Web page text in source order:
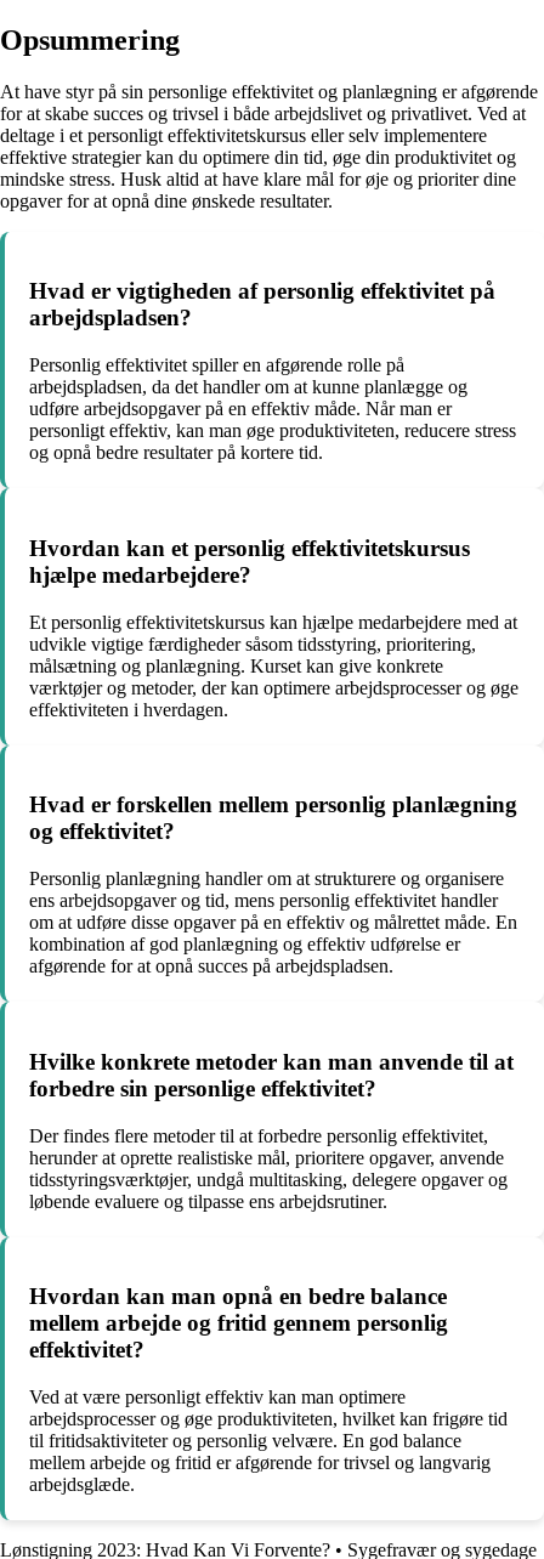
Opsummering
At have styr på sin personlige effektivitet og planlægning er afgørende
for at skabe succes og trivsel i både arbejdslivet og privatlivet. Ved at
deltage i et personligt effektivitetskursus eller selv implementere
effektive strategier kan du optimere din tid, øge din produktivitet og
mindske stress. Husk altid at have klare mål for øje og prioriter dine
opgaver for at opnå dine ønskede resultater.
Hvad er vigtigheden af personlig effektivitet på
arbejdspladsen?
Personlig effektivitet spiller en afgørende rolle på
arbejdspladsen, da det handler om at kunne planlægge og
udføre arbejdsopgaver på en effektiv måde. Når man er
personligt effektiv, kan man øge produktiviteten, reducere stress
og opnå bedre resultater på kortere tid.
Hvordan kan et personlig effektivitetskursus
hjælpe medarbejdere?
Et personlig effektivitetskursus kan hjælpe medarbejdere med at
udvikle vigtige færdigheder såsom tidsstyring, prioritering,
målsætning og planlægning. Kurset kan give konkrete
værktøjer og metoder, der kan optimere arbejdsprocesser og øge
effektiviteten i hverdagen.
Hvad er forskellen mellem personlig planlægning
og effektivitet?
Personlig planlægning handler om at strukturere og organisere
ens arbejdsopgaver og tid, mens personlig effektivitet handler
om at udføre disse opgaver på en effektiv og målrettet måde. En
kombination af god planlægning og effektiv udførelse er
afgørende for at opnå succes på arbejdspladsen.
Hvilke konkrete metoder kan man anvende til at
forbedre sin personlige effektivitet?
Der findes flere metoder til at forbedre personlig effektivitet,
herunder at oprette realistiske mål, prioritere opgaver, anvende
tidsstyringsværktøjer, undgå multitasking, delegere opgaver og
løbende evaluere og tilpasse ens arbejdsrutiner.
Hvordan kan man opnå en bedre balance
mellem arbejde og fritid gennem personlig
effektivitet?
Ved at være personligt effektiv kan man optimere
arbejdsprocesser og øge produktiviteten, hvilket kan frigøre tid
til fritidsaktiviteter og personlig velvære. En god balance
mellem arbejde og fritid er afgørende for trivsel og langvarig
arbejdsglæde.
Lønstigning 2023: Hvad Kan Vi Forvente? • Sygefravær og sygedage